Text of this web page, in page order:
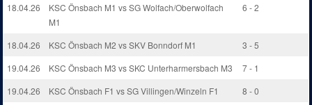
18.04.26
KSC Önsbach M1 vs SG Wolfach/Oberwolfach
M1
6 - 2
18.04.26 KSC Önsbach M2 vs SKV Bonndorf M1
3 - 5
19.04.26
KSC Önsbach M3 vs SKC Unterharmersbach M3
7 - 1
19.04.26
KSC Önsbach F1 vs SG Villingen/Winzeln F1
8 - 0